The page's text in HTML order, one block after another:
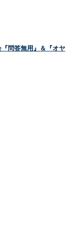
問答無用』＆『オヤ